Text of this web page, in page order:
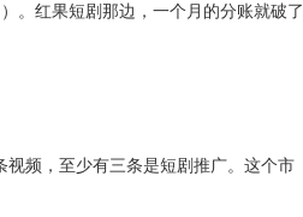
）。红果短剧那边，一个月的分账就破了
频，至少有三条是短剧推广。这个市